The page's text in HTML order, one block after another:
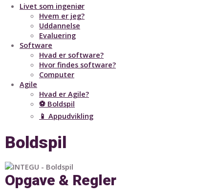
Livet som ingeniør
Hvem er jeg?
Uddannelse
Evaluering
Software
Hvad er software?
Hvor findes software?
Computer
Agile
Hvad er Agile?
⚽ Boldspil
📱 Appudvikling
Boldspil
Opgave & Regler